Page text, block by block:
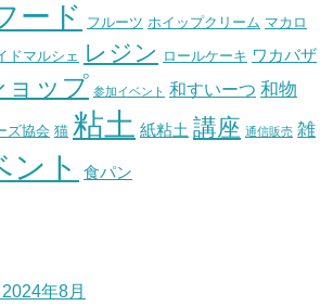
ード フルーツ ホイップクリーム マカロ
ドマルシェ レジン ロールケーキ ワカバザ
ョップ 参加イベント 和すいーつ 和物
ズ協会 猫 粘土 紙粘土 講座 通信販売 雑
ント 食パン
年8月